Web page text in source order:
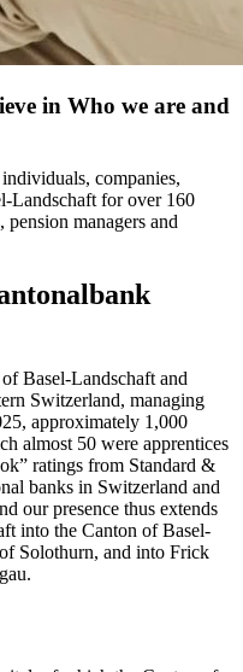
in Who we are and
companies,
Landschaft for over 160
managers and
Basel-Landschaft and
Switzerland, managing
approximately 1,000
almost 50 were apprentices
ratings from Standard &
banks in Switzerland and
our presence thus extends
into the Canton of Basel-
Solothurn, and into Frick